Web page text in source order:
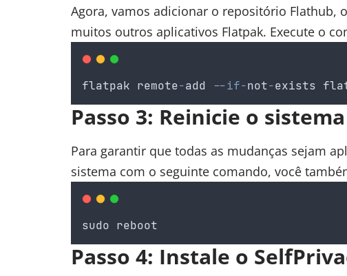
Agora, vamos adicionar o repositório Flathub,
muitos outros aplicativos Flatpak. Execute o
flatpak remote-add --if-not-exists
Passo 3: Reinicie o sistema
Para garantir que todas as mudanças sejam
sistema com o seguinte comando, você
sudo reboot
Passo 4: Instale o